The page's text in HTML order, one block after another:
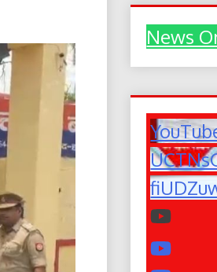
News